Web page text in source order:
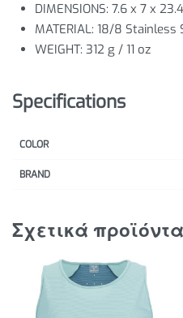
DIMENSIONS: 7.6 x 7 x
MATERIAL: 18/8 Stainless
WEIGHT: 312 g / 11 oz
Specifications
COLOR
BRAND
Σχετικά προϊόντα